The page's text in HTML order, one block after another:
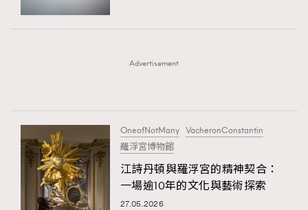
FigaroMasterclass
FigaroStyle
FigaroTalk 48
FigaroWatch 83
Grooming&Fitness
HommesFashion 2
HommeStyle
Advertisement
OneofNotMany VacheronConstantin
羅浮宮博物館
江詩丹頓與羅浮宮的精神契合：
一場逾10年的文化與藝術探索
27.05.2026